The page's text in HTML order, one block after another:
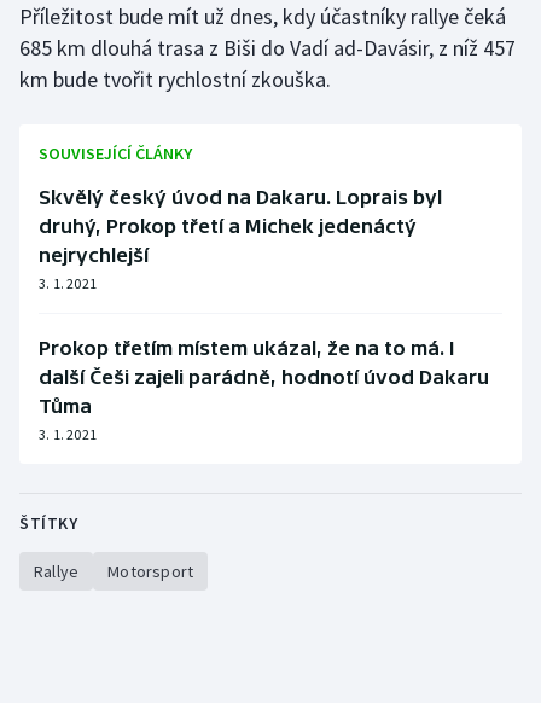
Sportovní střelba
Stolní tenis
Veslování
Vodní slalom
Ostatní
Příležitost bude mít už dnes, kdy účastníky rallye čeká
685 km dlouhá trasa z Biši do Vadí ad-Davásir, z níž 457
km bude tvořit rychlostní zkouška.
SOUVISEJÍCÍ ČLÁNKY
Skvělý český úvod na Dakaru. Loprais byl
druhý, Prokop třetí a Michek jedenáctý
nejrychlejší
3. 1. 2021
Prokop třetím místem ukázal, že na to má. I
další Češi zajeli parádně, hodnotí úvod Dakaru
Tůma
3. 1. 2021
ŠTÍTKY
Rallye Motorsport